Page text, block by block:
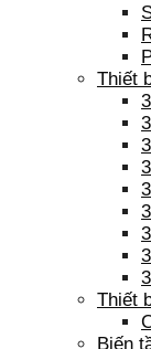
Thiết
Thiết
Biến